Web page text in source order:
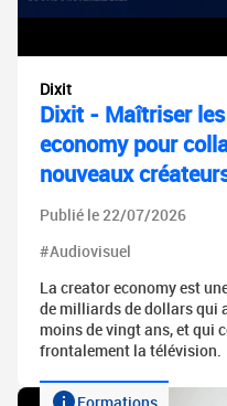
Dixit
Dixit - Maîtriser
economy pour
nouveaux
Publié le 22/07/2026
#Audiovisuel
La creator economy est
de milliards de dollars qui
moins de vingt ans, et qui
frontalement la télévision.
Formations